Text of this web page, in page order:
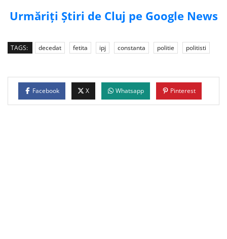
Urmăriți Știri de Cluj pe Google News
TAGS: decedat fetita ipj constanta politie politisti
Facebook X Whatsapp Pinterest